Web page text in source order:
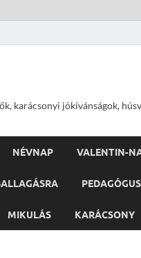
karácsonyi jókívánságok,
NÉVNAP VALENTIN-
MIKULÁS KARÁCSONY